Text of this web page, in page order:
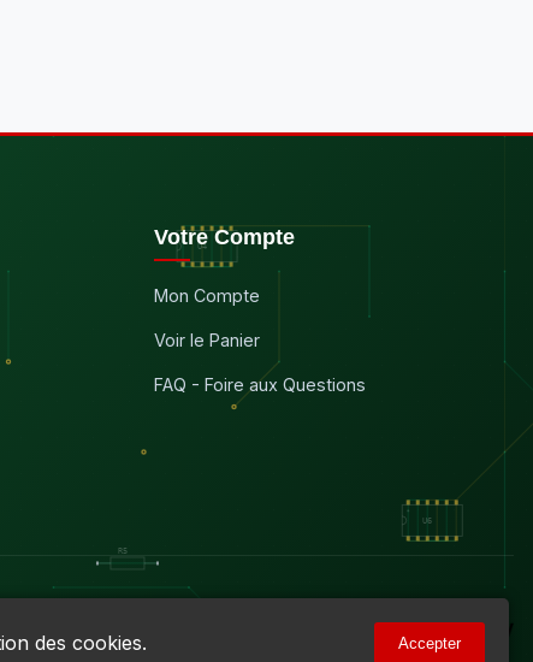
Votre Compte
Mon Compte
Voir le Panier
FAQ - Foire aux Questions
des cookies. Accepter